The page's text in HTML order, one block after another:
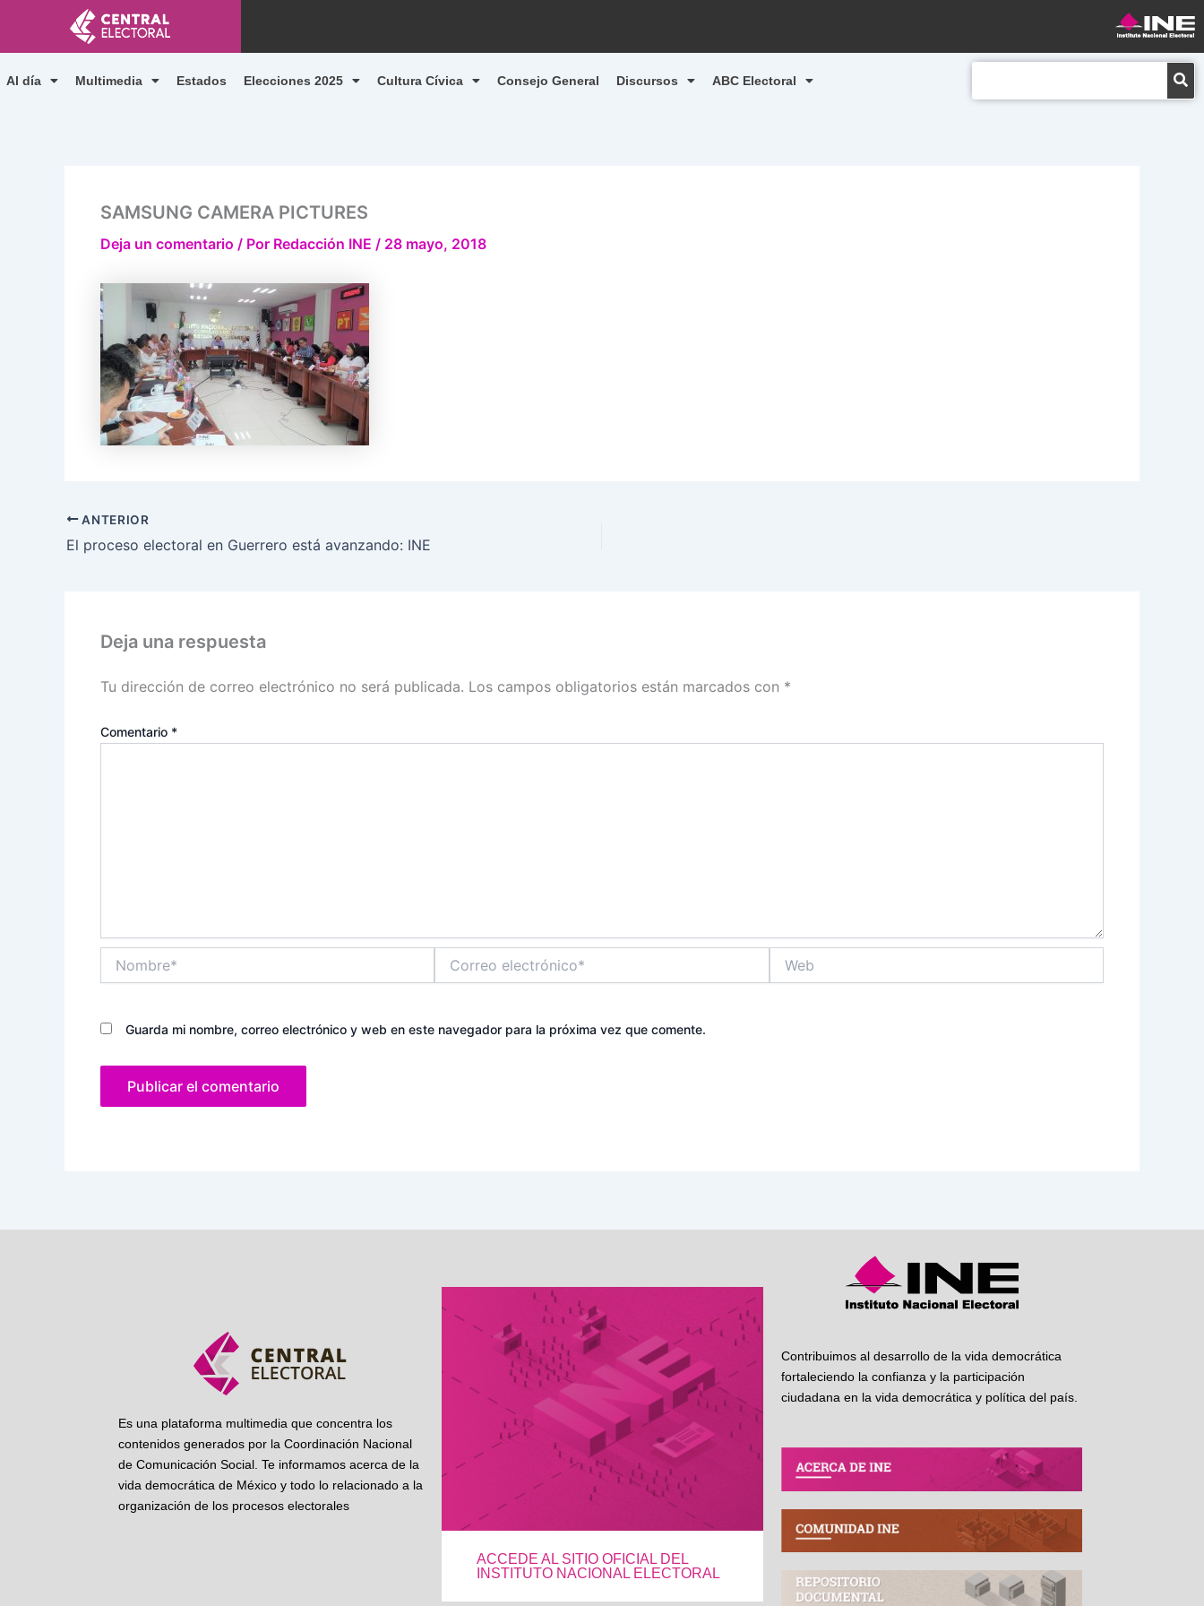
contenido
Al día Multimedia Estados Elecciones 2025 Cultura Cívica Consejo General Discursos ABC Electoral
SAMSUNG CAMERA PICTURES
Deja un comentario / Por Redacción INE / 28 mayo, 2018
ANTERIOR
El proceso electoral en Guerrero está avanzando: INE
Deja una respuesta
Tu dirección de correo electrónico no será publicada. Los campos obligatorios están marcados con *
Comentario *
electrónico*
Guarda mi nombre, correo electrónico y web en este navegador para la próxima vez que comente.
Es una plataforma multimedia que concentra los
contenidos generados por la Coordinación Nacional
de Comunicación Social. Te informamos acerca de la
vida democrática de México y todo lo relacionado a la
organización de los procesos electorales
ACCEDE AL SITIO OFICIAL DEL
INSTITUTO NACIONAL ELECTORAL
Contribuimos al desarrollo de la vida democrática
fortaleciendo la confianza y la participación
ciudadana en la vida democrática y política del país.